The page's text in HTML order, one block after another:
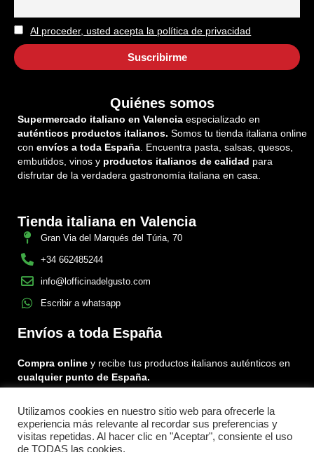
Al proceder, usted acepta la política de privacidad
Quiénes somos
Supermercado italiano en Valencia especializado en
auténticos productos italianos. Somos tu tienda italiana online
con envíos a toda España. Encuentra pasta, salsas, quesos,
embutidos, vinos y productos italianos de calidad para
disfrutar de la verdadera gastronomía italiana en casa.
Tienda italiana en Valencia
Gran Via del Marqués del Túria, 70
+34 662485244
info@lofficinadelgusto.com
Escribir a whatsapp
Envíos a toda España
Compra online y recibe tus productos italianos auténticos en
cualquier punto de España.
Encuéntranos en:
FacebookInstagram
Tiktok
Utilizamos cookies en nuestro sitio web para ofrecerle la
experiencia más relevante al recordar sus preferencias y
visitas repetidas. Al hacer clic en "Aceptar", consiente el uso
de TODAS las cookies.